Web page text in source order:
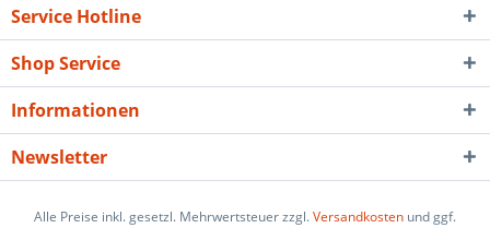
Service Hotline
Shop Service
Informationen
Newsletter
Alle Preise inkl. gesetzl. Mehrwertsteuer zzgl.Versandkosten und ggf.